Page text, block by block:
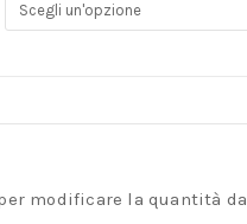
modificare la quantità da